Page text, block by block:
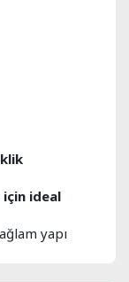
için ideal
yapı